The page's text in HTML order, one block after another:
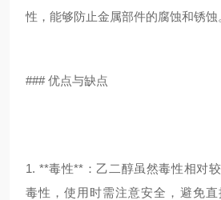
性，能够防止金属部件的腐蚀和锈蚀
### 优点与缺点
1. **毒性**：乙二醇虽然毒性相对
毒性，使用时需注意安全，避免